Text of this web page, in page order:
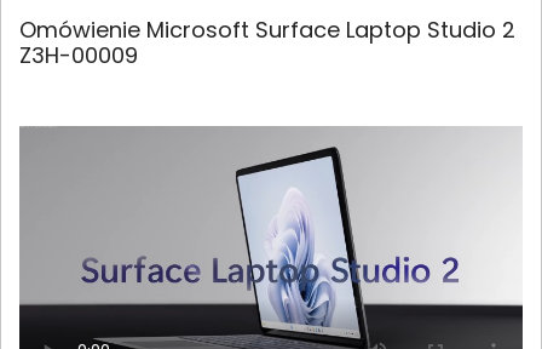
Omówienie Microsoft Surface Laptop Studio 2
Z3H-00009